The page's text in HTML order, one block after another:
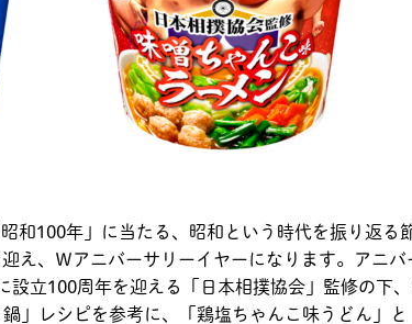
和100年」に当たる、昭和という時代を振り返る
え、Ｗアニバーサリーイヤーになります。アニバ
立100周年を迎える「日本相撲協会」監修の下
」レシピを参考に、「鶏塩ちゃんこ味うどん」と